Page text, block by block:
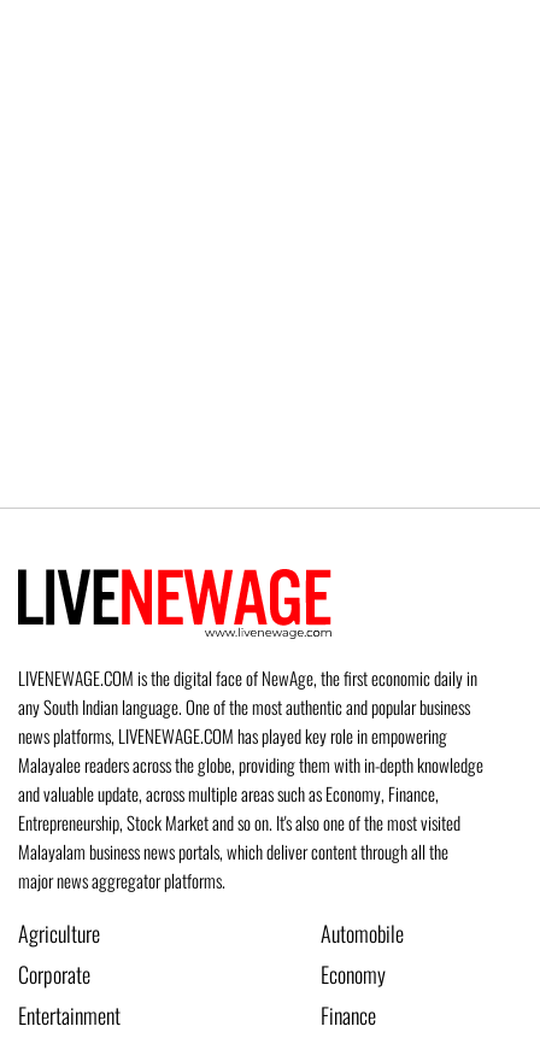
LIVENEWAGE.COM is the digital face of NewAge, the first economic daily in
any South Indian language. One of the most authentic and popular business
news platforms, LIVENEWAGE.COM has played key role in empowering
Malayalee readers across the globe, providing them with in-depth knowledge
and valuable update, across multiple areas such as Economy, Finance,
Entrepreneurship, Stock Market and so on. It's also one of the most visited
Malayalam business news portals, which deliver content through all the
major news aggregator platforms.
Agriculture
Automobile
Corporate
Economy
Entertainment
Finance